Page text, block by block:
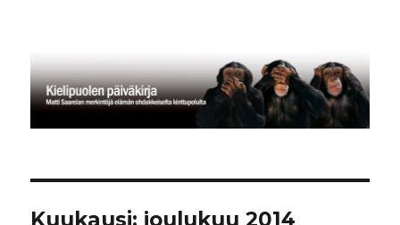
Kuukausi: joulukuu 2014